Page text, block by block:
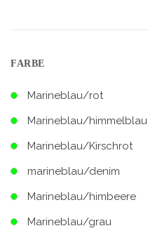
FARBE
Marineblau/rot
Marineblau/himmelblau
Marineblau/Kirschrot
marineblau/denim
Marineblau/himbeere
Marineblau/grau